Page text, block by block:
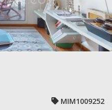
MIM1009252